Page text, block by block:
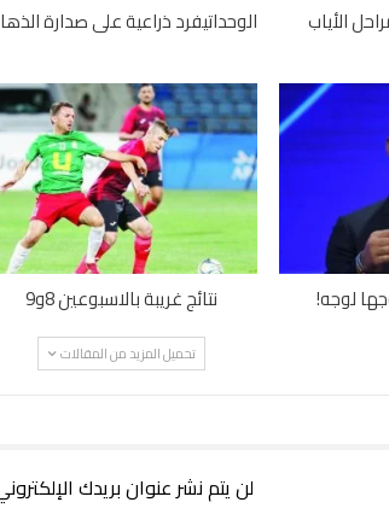
الأياب الوحداتيفرد ذراعية على صدارة
لوجه! نتائج غريبة بالاسبوعين 8و9
تحميل المزيد من المقالات
لن يتم نشر عنوان بريدك